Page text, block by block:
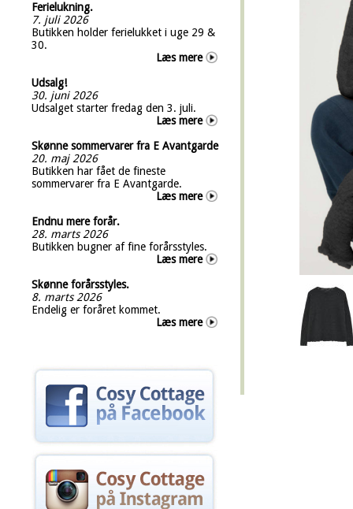
Ferielukning.
7. juli 2026
Butikken holder ferielukket i uge 29 &
30.
Læs mere
Udsalg!
30. juni 2026
Udsalget starter fredag den 3. juli.
Læs mere
Skønne sommervarer fra E Avantgarde
20. maj 2026
Butikken har fået de fineste
sommervarer fra E Avantgarde.
Læs mere
Endnu mere forår.
28. marts 2026
Butikken bugner af fine forårsstyles.
Læs mere
Skønne forårsstyles.
8. marts 2026
Endelig er foråret kommet.
Læs mere